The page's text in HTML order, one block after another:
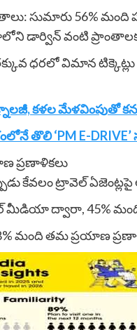
సుమారు 56%
డార్విన్ వంటి
ధరలో విమాన
కళల మేళవింపుతో
తొలి ‘PM E-DRIVE’
ప్రణాళికలు
కేవలం ట్రావెల్
మీడియా ద్వారా, 45%
మంది తమ ప్రయాణ